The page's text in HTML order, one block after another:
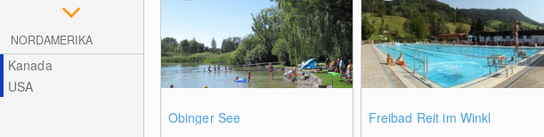
NORDAMERIKA
Kanada
USA
Obinger See Freibad Reit im Winkl